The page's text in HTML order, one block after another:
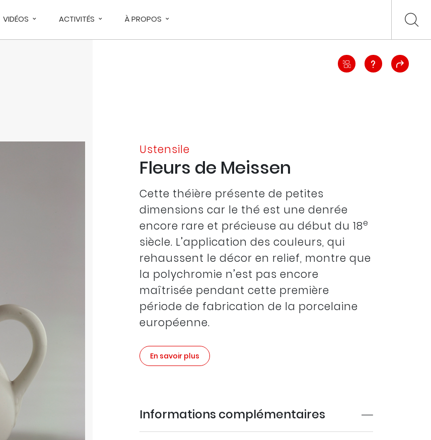
VIDÉOS ACTIVITÉS À PROPOS
Ustensile
Fleurs de Meissen
Cette théière présente de petites
dimensions car le thé est une denrée
encore rare et précieuse au début du 18e
siècle. L’application des couleurs, qui
rehaussent le décor en relief, montre que
la polychromie n’est pas encore
maîtrisée pendant cette première
période de fabrication de la porcelaine
européenne.
En savoir plus
Informations complémentaires